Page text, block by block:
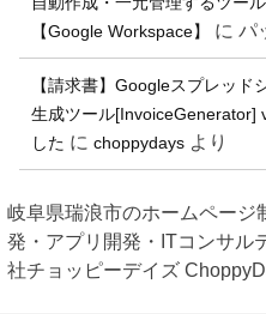
【Google Workspace】
に パ
【請求書】Googleスプレッド
生成ツール[InvoiceGenerator]
した に choppydays より
岐阜県瑞浪市のホームページ
発・アプリ開発・ITコンサル
社チョッピーデイズ